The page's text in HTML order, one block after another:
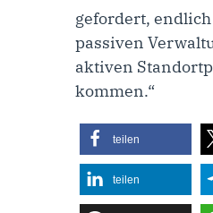
gefordert,
passiven
aktiven
kommen.“
teilen
teilen